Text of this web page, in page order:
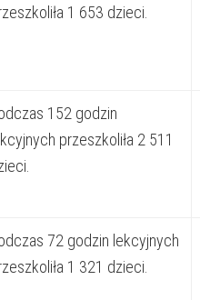
1 653 dzieci.
152 godzin
przeszkoliła 2 511
72 godzin lekcyjnych
1 321 dzieci.